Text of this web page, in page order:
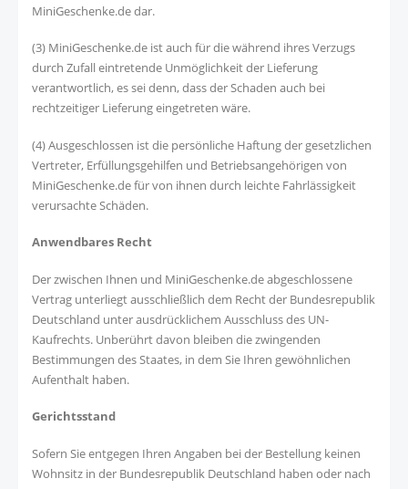
MiniGeschenke.de dar.
(3) MiniGeschenke.de ist auch für die während ihres Verzugs
durch Zufall eintretende Unmöglichkeit der Lieferung
verantwortlich, es sei denn, dass der Schaden auch bei
rechtzeitiger Lieferung eingetreten wäre.
(4) Ausgeschlossen ist die persönliche Haftung der gesetzlichen
Vertreter, Erfüllungsgehilfen und Betriebsangehörigen von
MiniGeschenke.de für von ihnen durch leichte Fahrlässigkeit
verursachte Schäden.
Anwendbares Recht
Der zwischen Ihnen und MiniGeschenke.de abgeschlossene
Vertrag unterliegt ausschließlich dem Recht der Bundesrepublik
Deutschland unter ausdrücklichem Ausschluss des UN-
Kaufrechts. Unberührt davon bleiben die zwingenden
Bestimmungen des Staates, in dem Sie Ihren gewöhnlichen
Aufenthalt haben.
Gerichtsstand
Sofern Sie entgegen Ihren Angaben bei der Bestellung keinen
Wohnsitz in der Bundesrepublik Deutschland haben oder nach